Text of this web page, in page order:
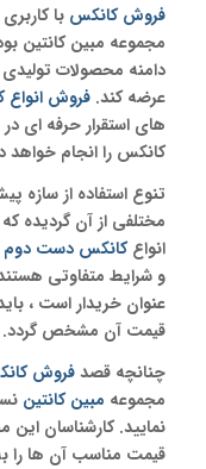
فروش کانکس با
مجموعه مبین کانتین
دامنه محصولات تولیدی
عرضه کند. فروش انواع
های استقرار حرفه ای
کانکس را انجام خواهد
تنوع استفاده از
مختلفی از آن گردیده که
انواعکانکس دست دوم
و شرایط متفاوتی
عنوان خریدار است ،
قیمت آن مشخص گردد.
چنانچه قصدفروش
مجموعه مبین کانتین
نمایید. کارشناسان این
قیمت مناسب آن ها را